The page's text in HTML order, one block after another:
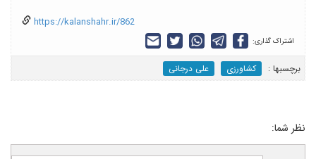
https://kalanshahr.ir/862
اشتراک گذاری:
برچسب‎ها : کشاورزی علی درجانی
نظر شما: